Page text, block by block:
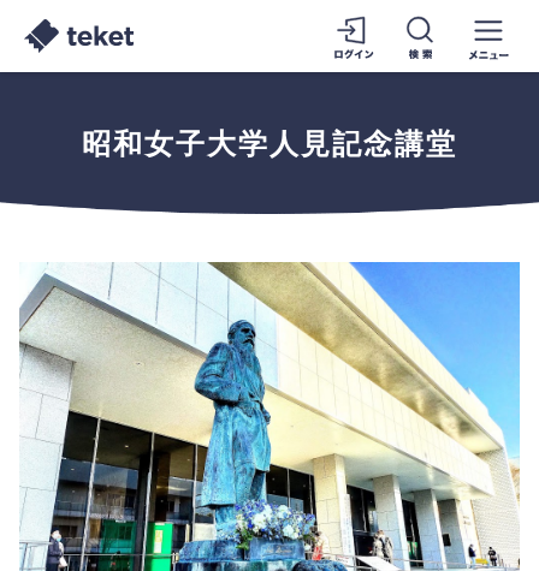
昭和女子大学人見記念講堂